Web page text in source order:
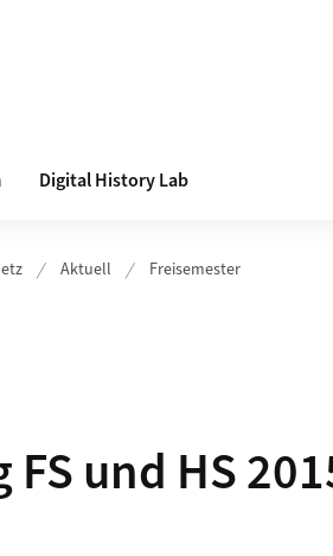
Digital History Lab
Aktuell Freisemester
und HS